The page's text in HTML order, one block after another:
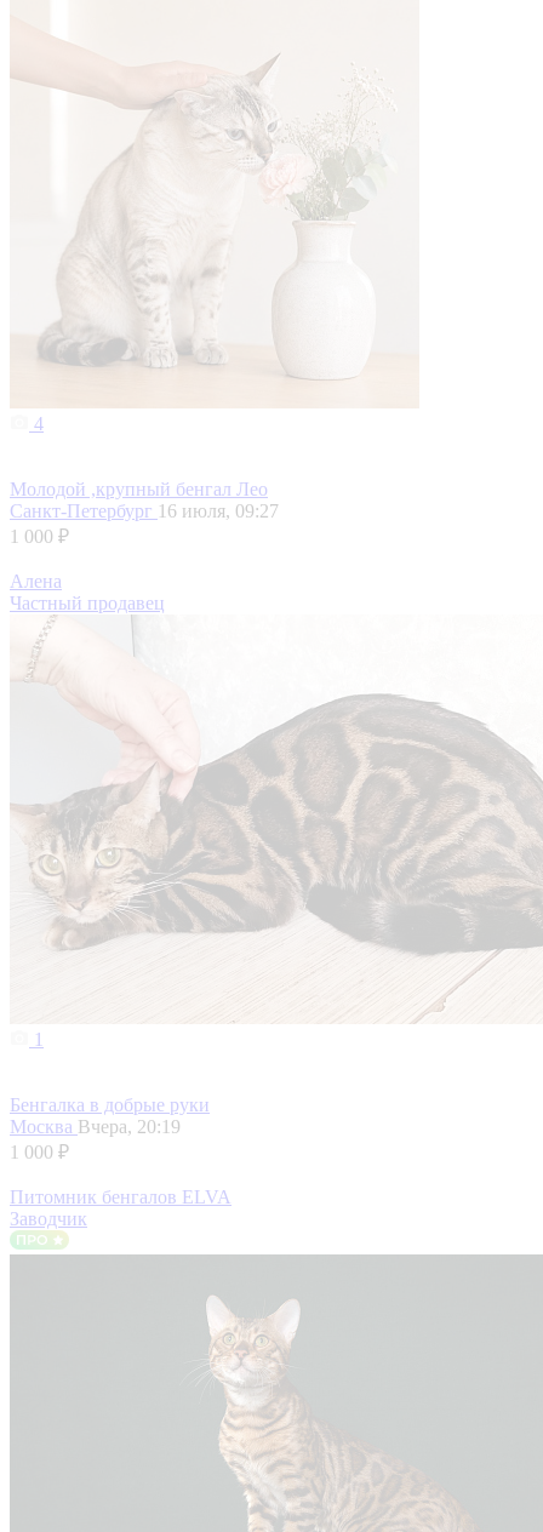
4
Молодой ,крупный бенгал Лео
Санкт-Петербург 16 июля, 09:27
1 000 ₽
Алена
Частный продавец
1
Бенгалка в добрые руки
Москва Вчера, 20:19
1 000 ₽
Питомник бенгалов ELVA
Заводчик